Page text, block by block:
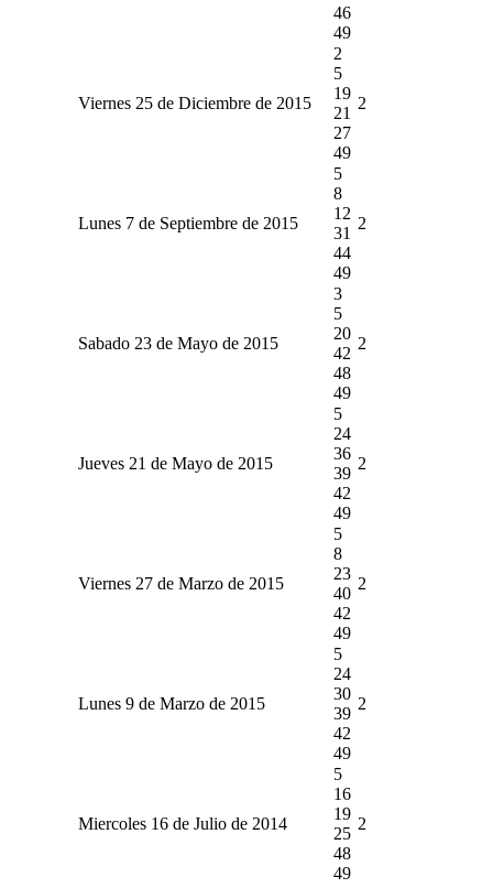
46
49
Viernes 25 de Diciembre de 2015
2
5
19
21
27
49
2
Lunes 7 de Septiembre de 2015
5
8
12
31
44
49
2
Sabado 23 de Mayo de 2015
3
5
20
42
48
49
2
Jueves 21 de Mayo de 2015
5
24
36
39
42
49
2
Viernes 27 de Marzo de 2015
5
8
23
40
42
49
2
Lunes 9 de Marzo de 2015
5
24
30
39
42
49
2
Miercoles 16 de Julio de 2014
5
16
19
25
48
49
2